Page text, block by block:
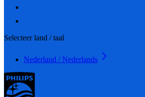
Selecteer land / taal
Nederland / Nederlands